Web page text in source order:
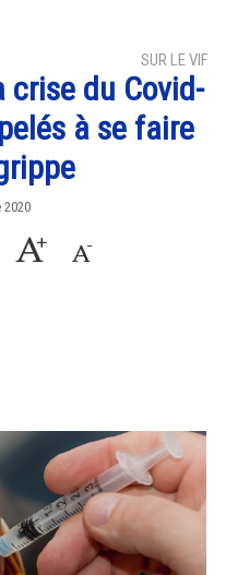
SUR LE VIF
crise du Covid-
à se faire
2020